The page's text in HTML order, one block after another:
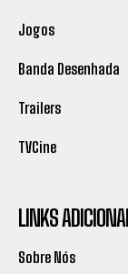
Jogos
Banda Desenhada
Trailers
TVCine
LINKS
Sobre Nós